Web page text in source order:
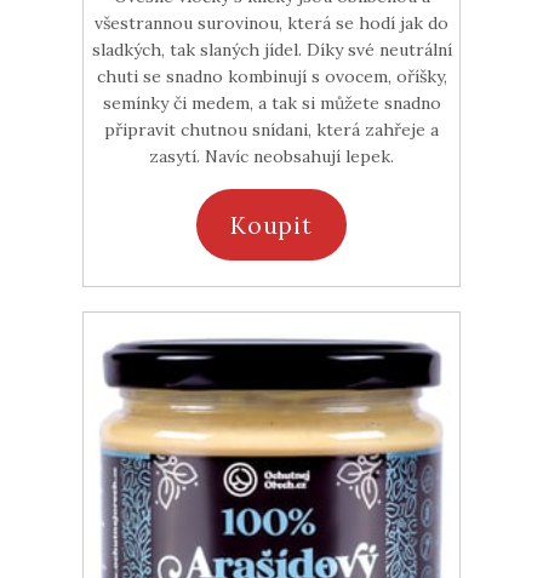
všestrannou surovinou, která se hodí jak do
sladkých, tak slaných jídel. Díky své neutrální
chuti se snadno kombinují s ovocem, oříšky,
semínky či medem, a tak si můžete snadno
připravit chutnou snídani, která zahřeje a
zasytí. Navíc neobsahují lepek.
Koupit